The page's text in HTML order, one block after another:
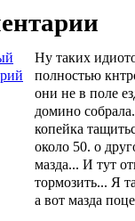
Ну таких
полностью
они не в поле
домино
копейка
около 50. о
мазда... И тут
тормозить... Я
а вот мазда